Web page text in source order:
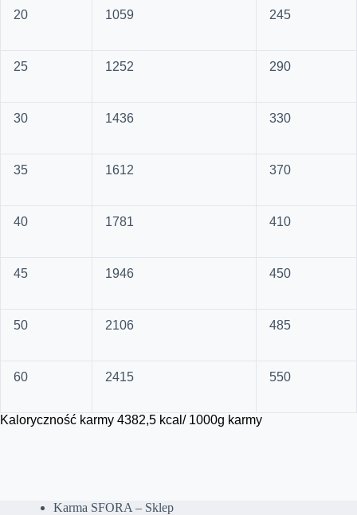
20 1059 245
25 1252 290
30 1436 330
35 1612 370
40 1781 410
45 1946 450
50 2106 485
60 2415 550
Kaloryczność karmy 4382,5 kcal/ 1000g karmy
Karma SFORA – Sklep